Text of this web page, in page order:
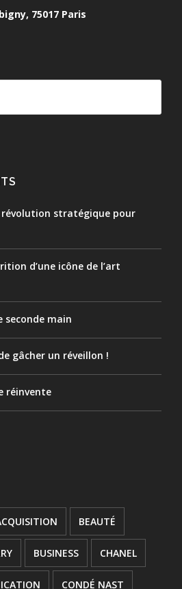
75017 Paris
révolution stratégique pour
d’une icône de l’art
seconde main
gâcher un réveillon !
réinvente
BEAUTÉ
BUSINESS CHANEL
CONDÉ NAST